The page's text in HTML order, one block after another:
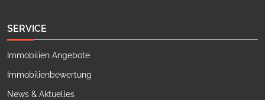
SERVICE
Immobilien Angebote
Immobilienbewertung
News & Aktuelles